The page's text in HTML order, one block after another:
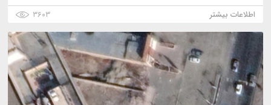
اطلاعات بیشتر
۳۶۰۳